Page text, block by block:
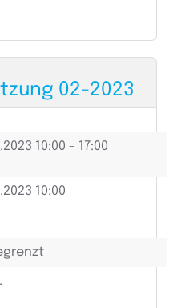
02-2023
10:00 - 17:00
10:00